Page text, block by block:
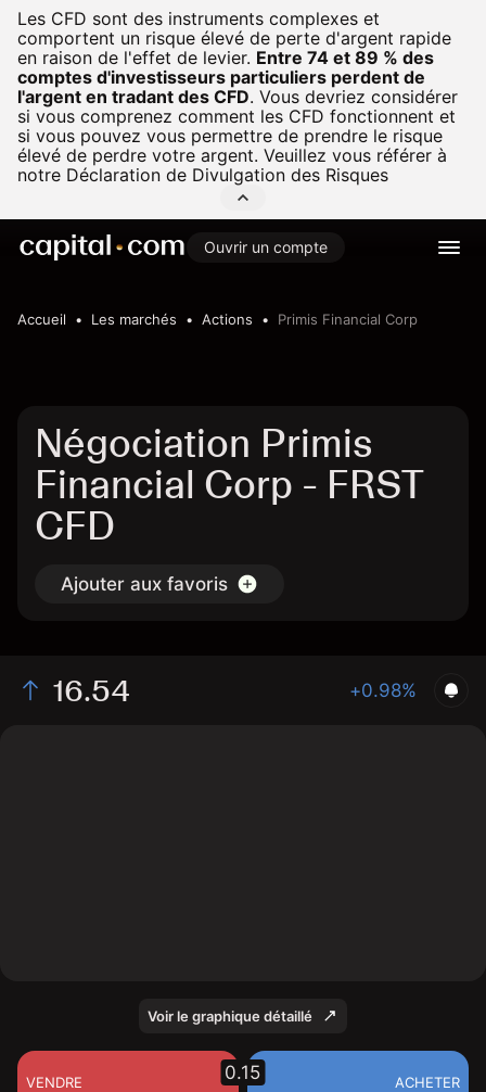
Les CFD sont des instruments complexes et
comportent un risque élevé de perte d'argent rapide
en raison de l'effet de levier. Entre 74 et 89 % des
comptes d'investisseurs particuliers perdent de
l'argent en tradant des CFD. Vous devriez considérer
si vous comprenez comment les CFD fonctionnent et
si vous pouvez vous permettre de prendre le risque
élevé de perdre votre argent. Veuillez vous référer à
notre Déclaration de Divulgation des Risques
Ouvrir un compte
Accueil Les marchés Actions Primis Financial Corp
Négociation Primis
Financial Corp - FRST
CFD
Ajouter aux favoris
16.54 +0.98%
Voir le graphique détaillé
VENDRE ACHETER
0.15